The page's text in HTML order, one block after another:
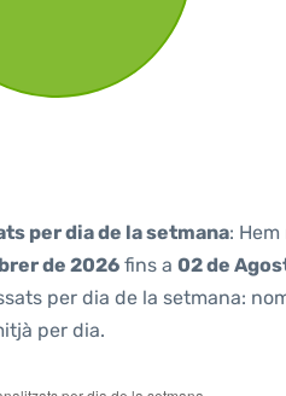
per dia de la setmana:
de 2026 fins a 02 de
per dia de la setmana:
per dia.